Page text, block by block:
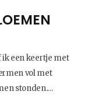
ik een keertje met
vol met
stonden.…